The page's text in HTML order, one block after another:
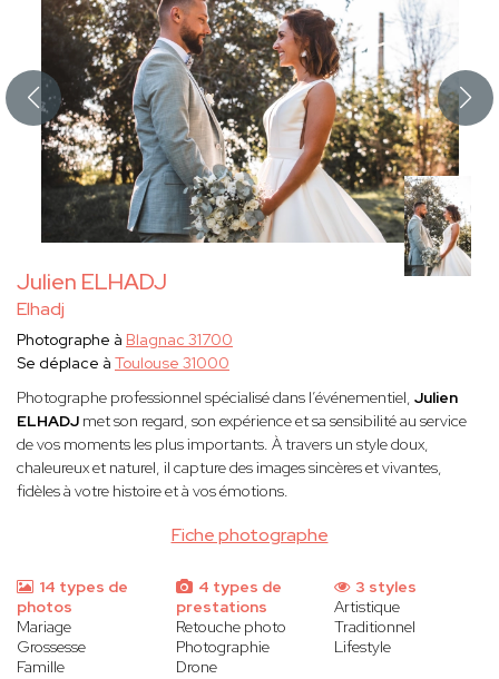
Julien ELHADJ
Elhadj
Fiche photographe
Photographe à Blagnac 31700
Se déplace à Toulouse 31000
Photographe professionnel spécialisé dans l’événementiel, Julien
ELHADJ met son regard, son expérience et sa sensibilité au service
de vos moments les plus importants. À travers un style doux,
chaleureux et naturel, il capture des images sincères et vivantes,
fidèles à votre histoire et à vos émotions.
14 types de
photos
Mariage
Grossesse
Famille
4 types de
prestations
Retouche photo
Photographie
Drone
3 styles
Artistique
Traditionnel
Lifestyle